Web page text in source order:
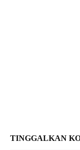
TINGGALKAN